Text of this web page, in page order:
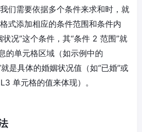
们需要依据多个条件来求和时，就
式添加相应的条件范围和条件内
况”这个条件，其“条件 2 范围”就
的单元格区域（如示例中的
是具体的婚姻状况值（如“已婚”或
单元格的值来体现）。